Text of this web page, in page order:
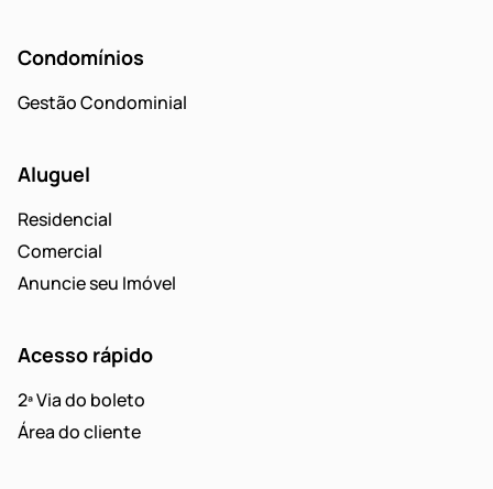
Condomínios
Gestão Condominial
Aluguel
Residencial
Comercial
Anuncie seu Imóvel
Acesso rápido
2ª Via do boleto
Área do cliente